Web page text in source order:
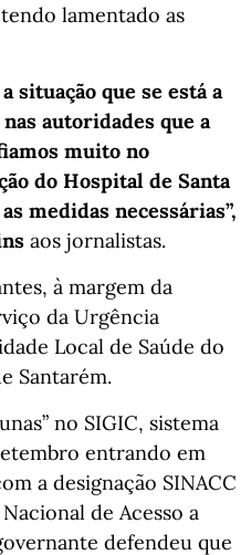
lamentado as
situação que se está a
autoridades que a
muito no
do Hospital de Santa
medidas necessárias”,
aos jornalistas.
à margem da
da Urgência
Local de Saúde do
Santarém.
no SIGIC, sistema
entrando em
a designação SINACC
de Acesso a
defendeu que